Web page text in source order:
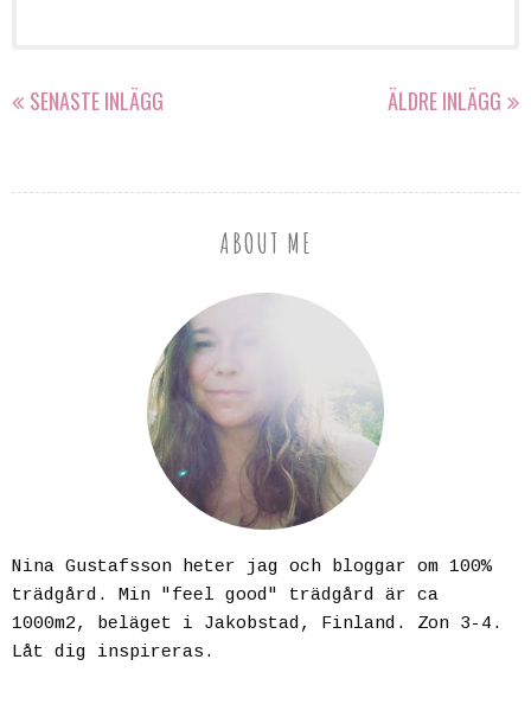
SENASTE INLÄGG ÄLDRE INLÄGG
ABOUT ME
Nina Gustafsson heter jag och bloggar om 100%
trädgård. Min "feel good" trädgård är ca
1000m2, beläget i Jakobstad, Finland. Zon 3-4.
Låt dig inspireras.